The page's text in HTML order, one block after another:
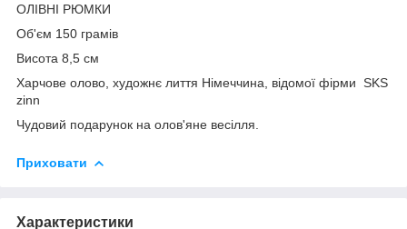
ОЛІВНІ РЮМКИ
Об'єм 150 грамів
Висота 8,5 см
Харчове олово, художнє лиття Німеччина, відомої фірми SKS
zinn
Чудовий подарунок на олов'яне весілля.
Приховати
Характеристики